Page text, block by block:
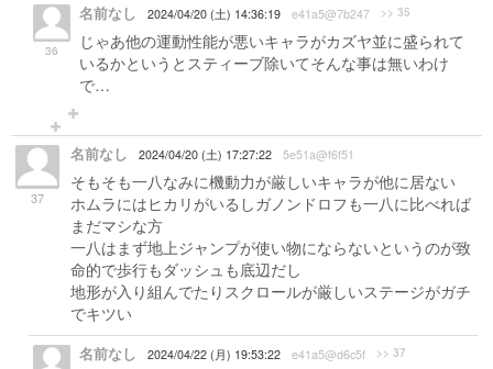
36
名前なし 2024/04/20 (土) 14:36:19 e41a5@7b247 >> 35
じゃあ他の運動性能が悪いキャラがカズヤ並に盛られて
いるかというとスティーブ除いてそんな事は無いわけ
で…
37
名前なし 2024/04/20 (土) 17:27:22 5e51a@f6f51
そもそも一八なみに機動力が厳しいキャラが他に居ない
ホムラにはヒカリがいるしガノンドロフも一八に比べれば
まだマシな方
一八はまず地上ジャンプが使い物にならないというのが致
命的で歩行もダッシュも底辺だし
地形が入り組んでたりスクロールが厳しいステージがガチ
でキツい
名前なし 2024/04/22 (月) 19:53:22 e41a5@d6c5f >> 37